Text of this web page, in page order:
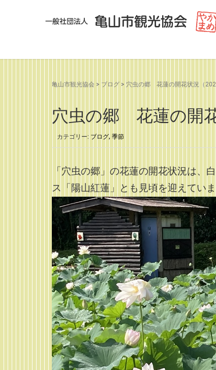
亀山市観光協会 > ブログ > 穴虫の郷 花蓮の開花状況（
穴虫の郷 花蓮の開
カテゴリー: ブログ, 季節
「穴虫の郷」の花蓮の開花状況は、
ス「陽山紅蓮」とも見頃を迎えていま